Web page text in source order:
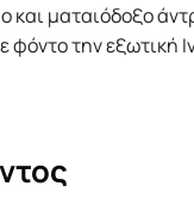
και ματαιόδοξο
την εξωτική